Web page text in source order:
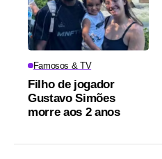
Famosos & TV
Filho de jogador
Gustavo Simões
morre aos 2 anos